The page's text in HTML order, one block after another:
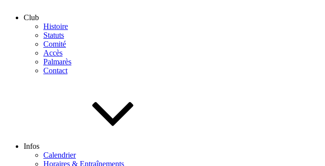
Club
Histoire
Statuts
Comité
Accès
Palmarès
Contact
Infos
Calendrier
Horaires & Entraînements